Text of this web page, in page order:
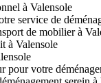
à Valensole
service de
de mobilier à
à Valensole
pour votre